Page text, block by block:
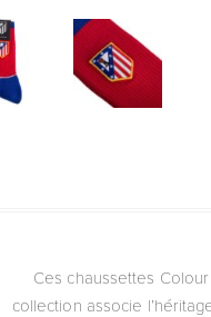
Ces chaussettes
collection associe